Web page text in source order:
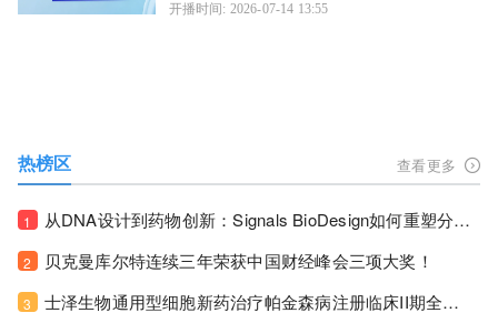
开播时间: 2026-07-14 13:55
热榜区 查看更多
1 从DNA设计到药物创新：Signals BioDesign如何重塑分子生物学研发生态！
2 贝克曼库尔特连续三年荣获中国财经峰会三项大奖！
3 士泽生物通用型细胞新药治疗帕金森病注册临床II期全部入组完成！